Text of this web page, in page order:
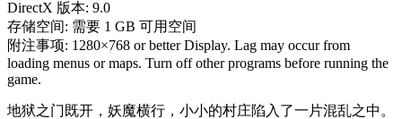
DirectX 版本: 9.0
存储空间: 需要 1 GB 可用空间
附注事项: 1280×768 or better Display. Lag may occur from
loading menus or maps. Turn off other programs before running the
game.
地狱之门既开，妖魔横行，小小的村庄陷入了一片混乱之中。